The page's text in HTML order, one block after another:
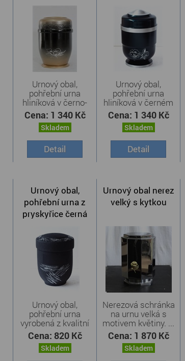
Urnový obal,
pohřební urna
hliníková v černo-
zlatém ...
Cena: 1 340 Kč
Skladem
Detail
Urnový obal,
pohřební urna
hliníková v černém
provedení ...
Cena: 1 340 Kč
Skladem
Detail
Urnový obal,
pohřební urna z
pryskyřice černá
Urnový obal,
pohřební urna
vyrobená z kvalitní
...
Cena: 820 Kč
Skladem
Urnový obal nerez
velký s kytkou
Nerezová schránka
na urnu velká s
motivem květiny. ...
Cena: 1 870 Kč
Skladem